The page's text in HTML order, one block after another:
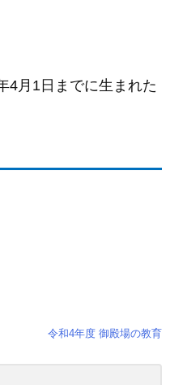
4月1日までに生まれた
令和4年度 御殿場の教育